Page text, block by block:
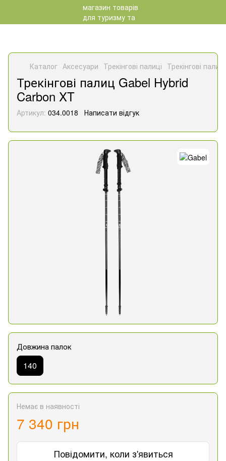
Каталог Аксесуари Трекінгові палиці Трекінгові
Трекінгові палиц Gabel Hybrid
Carbon XT
Артикул: 034.0018 Написати відгук
Довжина палок
140
Немає в наявності
7 340 грн
Повідомити, коли з'явиться